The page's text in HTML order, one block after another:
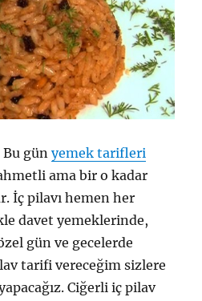
Bu günyemek tarifleri
ama bir o kadar
İç pilavı hemen her
davet yemeklerinde,
gün ve gecelerde
tarifi vereceğim sizlere
Ciğerli iç pilav